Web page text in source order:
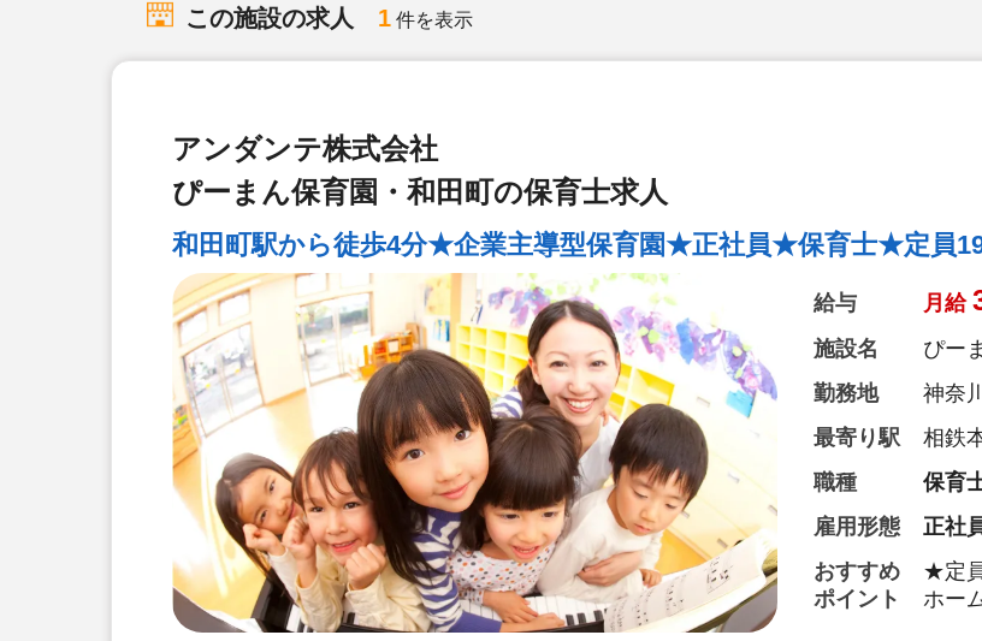
この施設の求人 1 件を表示
アンダンテ株式会社
ぴーまん保育園・和田町の保育士求人
和田町駅から徒歩4分★企業主導型保育園★正社員★保育士★定員
給与 月給
施設名
ぴー
勤務地
神奈
最寄り駅
相鉄
職種
保育
雇用形態
正社
おすすめ
ポイント
★定
ホー